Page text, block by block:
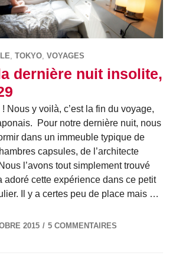
,TOKYO,VOYAGES
dernière nuit insolite,
Nous y voilà, c’est la fin du voyage,
Pour notre dernière nuit, nous
dans un immeuble typique de
capsules, de l’architecte
l’avons tout simplement trouvé
adoré cette expérience dans ce petit
Il y a certes peu de place mais …
Japon, la dernière nuit insolite,
2015 5 COMMENTAIRES